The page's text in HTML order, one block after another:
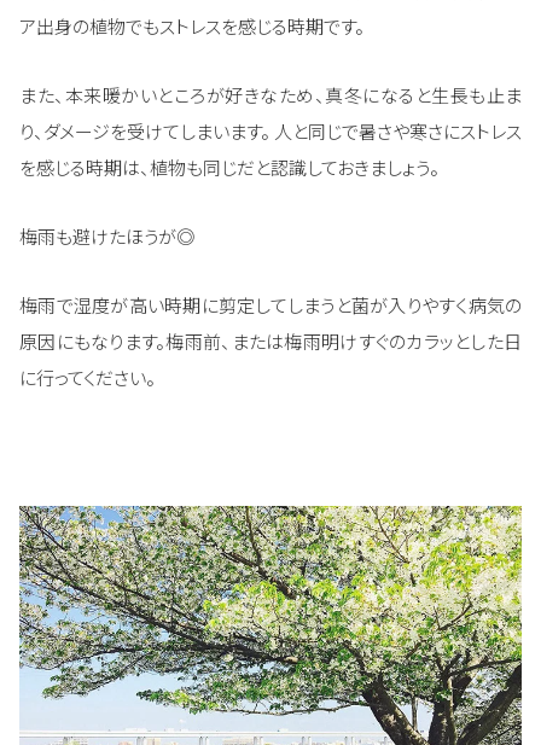
ア出身の植物でもストレスを感じる時期です。
また、本来暖かいところが好きなため、真冬になると生長も止ま
り、ダメージを受けてしまいます。 人と同じで暑さや寒さにストレス
を感じる時期は、植物も同じだと認識しておきましょう。
梅雨も避けたほうが◎
梅雨で湿度が高い時期に剪定してしまうと菌が入りやすく病気の
原因にもなります。梅雨前、または梅雨明けすぐのカラッとした日
に行ってください。